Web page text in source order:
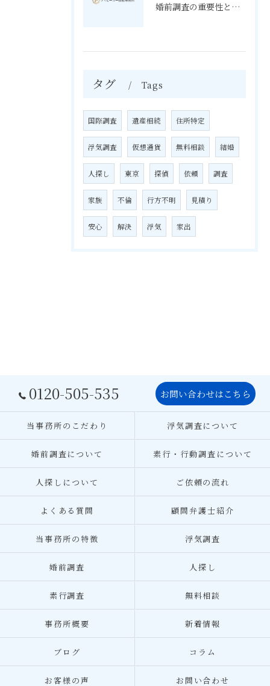
婚前調査の重要性と進め方
タグ Tags
国際調査 遺産相続 住所特定
浮気調査 仮想通貨 無料相談 結婚
人探し 東京 探偵 依頼 調査
家族 不倫 行方不明 見積り
安心 解決 浮気 家出
0120-505-535 お問い合わせはこちら
当事務所のこだわり 浮気調査について
婚前調査について 素行・行動調査について
人探しについて ご依頼の流れ
よくある質問 顧問弁護士紹介
当事務所の特徴 浮気調査
婚前調査 人探し
素行調査 無料相談
事務所概要 新着情報
ブログ コラム
お客様の声 お問い合わせ